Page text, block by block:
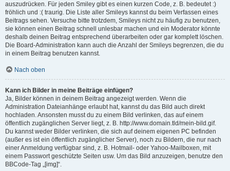
auszudrücken. Für jeden Smiley gibt es einen kurzen Code, z. B. bedeutet :)
fröhlich und :( traurig. Die Liste aller Smileys kannst du beim Verfassen eines
Beitrags sehen. Versuche bitte trotzdem, Smileys nicht zu häufig zu benutzen,
sie können einen Beitrag schnell unlesbar machen und ein Moderator könnte
deshalb deinen Beitrag entsprechend überarbeiten oder gar komplett löschen.
Die Board-Administration kann auch die Anzahl der Smileys begrenzen, die du
in einem Beitrag benutzen kannst.
Nach oben
Kann ich Bilder in meine Beiträge einfügen?
Ja, Bilder können in deinem Beitrag angezeigt werden. Wenn die
Administration Dateianhänge erlaubt hat, kannst du das Bild auch direkt
hochladen. Ansonsten musst du zu einem Bild verlinken, das auf einem
öffentlich zugänglichen Server liegt, z. B. http://www.domain.tld/mein-bild.gif.
Du kannst weder Bilder verlinken, die sich auf deinem eigenen PC befinden
(außer es ist ein öffentlich zugänglicher Server), noch zu Bildern, die nur nach
einer Anmeldung verfügbar sind, z. B. Hotmail- oder Yahoo-Mailboxen, mit
einem Passwort geschützte Seiten usw. Um das Bild anzuzeigen, benutze den
BBCode-Tag „[img]“.